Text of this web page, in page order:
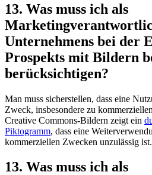
13. Was muss ich als
Unternehmens bei der
Prospekts mit Bildern
berücksichtigen?
Man muss sicherstellen, dass eine
Zweck, insbesondere zu
Creative Commons-Bildern zeigt ein
Piktogramm, dass eine
kommerziellen Zwecken unzulässig ist.
13. Was muss ich als